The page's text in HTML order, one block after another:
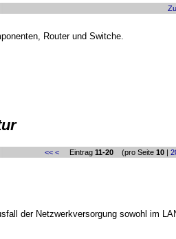
Router und Switche.
<< < Eintrag 11-20 (pro Seite 10 |
der Netzwerkversorgung sowohl im